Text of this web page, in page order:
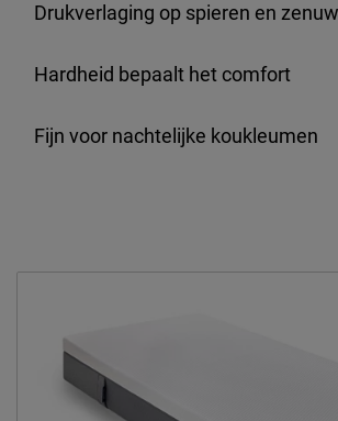
Drukverlaging op spieren en
Hardheid bepaalt het comfort
Fijn voor nachtelijke koukleumen